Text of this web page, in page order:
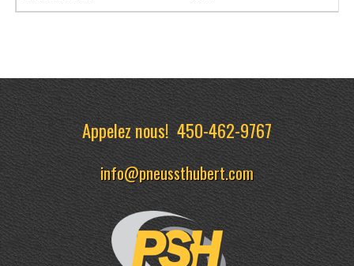
Appelez nous!450-462-9767
info@pneussthubert.com